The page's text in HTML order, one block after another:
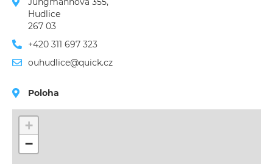
Hudlice
267 03
+420 311 697 323
ouhudlice@quick.cz
Poloha
+
−